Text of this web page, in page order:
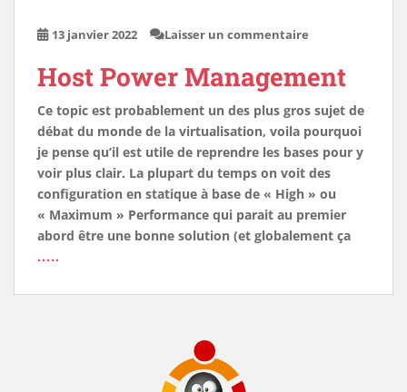
13 janvier 2022 Laisser un commentaire
Host Power Management
Ce topic est probablement un des plus gros sujet de
débat du monde de la virtualisation, voila pourquoi
je pense qu’il est utile de reprendre les bases pour y
voir plus clair. La plupart du temps on voit des
configuration en statique à base de « High » ou
« Maximum » Performance qui parait au premier
abord être une bonne solution (et globalement ça
.....